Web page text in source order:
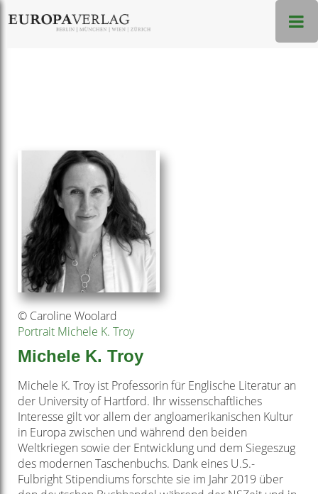
© Caroline Woolard
Portrait Michele K. Troy
Michele K. Troy
Michele K. Troy ist Professorin für Englische Literatur an
der University of Hartford. Ihr wissenschaftliches
Interesse gilt vor allem der angloamerikanischen Kultur
in Europa zwischen und während den beiden
Weltkriegen sowie der Entwicklung und dem Siegeszug
des modernen Taschenbuchs. Dank eines U.S.­
Fulbright­ Stipendiums forschte sie im Jahr 2019 über